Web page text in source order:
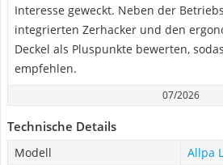
Interesse geweckt. Neben der
integrierten Zerhacker und den
Deckel als Pluspunkte bewerten,
empfehlen.
07/2026
Technische Details
Modell
Allpa